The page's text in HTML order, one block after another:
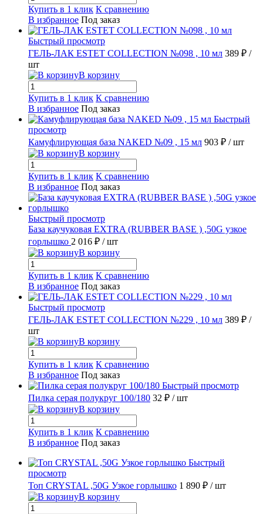
Купить в 1 клик К сравнению
В избранное Под заказ
Быстрый просмотр
ГЕЛЬ-ЛАК ESTET COLLECTION №098 , 10 мл 389 ₽ /
шт
В корзину
Купить в 1 клик К сравнению
В избранное Под заказ
Быстрый
просмотр
Камуфлирующая база NAKED №09 , 15 мл 903 ₽ / шт
В корзину
Купить в 1 клик К сравнению
В избранное Под заказ
Быстрый просмотр
База каучуковая EXTRA (RUBBER BASE ) ,50G узкое
горлышко 2 016 ₽ / шт
В корзину
Купить в 1 клик К сравнению
В избранное Под заказ
Быстрый просмотр
ГЕЛЬ-ЛАК ESTET COLLECTION №229 , 10 мл 389 ₽ /
шт
В корзину
Купить в 1 клик К сравнению
В избранное Под заказ
Быстрый просмотр
Пилка серая полукруг 100/180 32 ₽ / шт
В корзину
Купить в 1 клик К сравнению
В избранное Под заказ
Быстрый
просмотр
Топ CRYSTAL ,50G Узкое горлышко 1 890 ₽ / шт
В корзину